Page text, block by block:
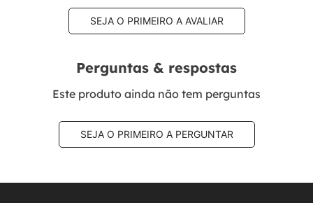
SEJA O PRIMEIRO A AVALIAR
Perguntas & respostas
Este produto ainda não tem perguntas
SEJA O PRIMEIRO A PERGUNTAR